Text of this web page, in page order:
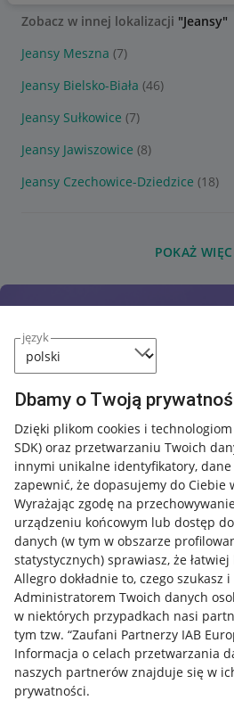
język
Dbamy o Twoją
Dzięki plikom cookies i
SDK) oraz przetwarzaniu Twoich
innymi unikalne identyfikatory,
zapewnić, że dopasujemy do Ciebie
Wyrażając zgodę na
urządzeniu końcowym lub dostęp
danych (w tym w obszarze
statystycznych) sprawiasz, że
Allegro dokładnie to, czego szukasz
Administratorem Twoich danych
w niektórych przypadkach nasi
tym tzw. “Zaufani Partnerzy IAB
Informacja o celach przetwarzania
naszych partnerów znajduje się w
prywatności.
Zobacz w innej lokalizacji "Jeansy"
Jeansy Meszna (7)
Jeansy Bielsko-Biała (46)
Jeansy Sułkowice (7)
Jeansy Jawiszowice (8)
Jeansy Czechowice-Dziedzice (18)
POKAŻ
Przydatne informacje
Jak to działa